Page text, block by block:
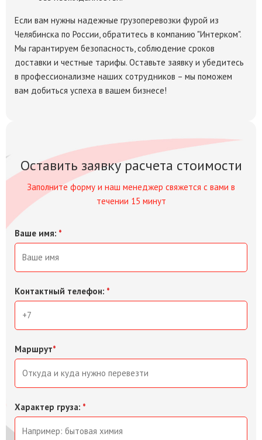
Если вам нужны надежные грузоперевозки фурой из
Челябинска по России, обратитесь в компанию "Интерком".
Мы гарантируем безопасность, соблюдение сроков
доставки и честные тарифы. Оставьте заявку и убедитесь
в профессионализме наших сотрудников – мы поможем
вам добиться успеха в вашем бизнесе!
Оставить заявку расчета стоимости
Заполните форму и наш менеджер свяжется с вами в
течении 15 минут
Ваше имя: *
Контактный телефон: *
Маршрут*
Характер груза: *